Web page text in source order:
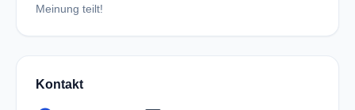
Meinung teilt!
Kontakt